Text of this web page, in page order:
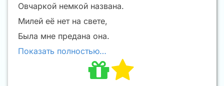
Овчаркой немкой названа.
Милей её нет на свете,
Была мне предана она.
Показать полностью…